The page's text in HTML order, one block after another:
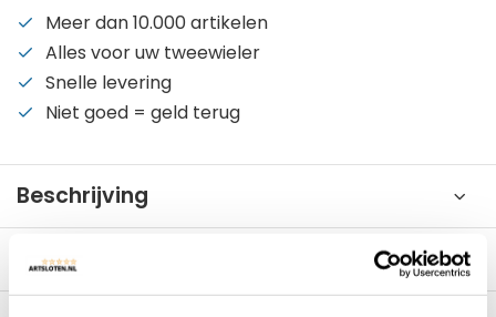
Meer dan 10.000 artikelen
Alles voor uw tweewieler
Snelle levering
Niet goed = geld terug
Beschrijving
Specificaties